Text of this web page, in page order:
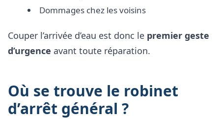
Dommages chez les voisins
Couper l’arrivée d’eau est donc le premier geste
d’urgence avant toute réparation.
Où se trouve le robinet
d’arrêt général ?